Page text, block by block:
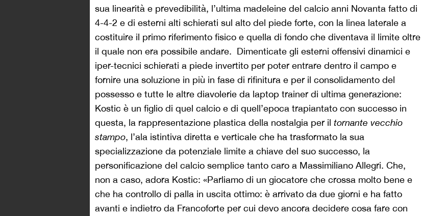
sua linearità e prevedibilità, l’ultima madeleine del calcio anni Novanta fatto di
4-4-2 e di esterni alti schierati sul alto del piede forte, con la linea laterale a
costituire il primo riferimento fisico e quella di fondo che diventava il limite oltre
il quale non era possibile andare. Dimenticate gli esterni offensivi dinamici e
iper-tecnici schierati a piede invertito per poter entrare dentro il campo e
fornire una soluzione in più in fase di rifinitura e per il consolidamento del
possesso e tutte le altre diavolerie da laptop trainer di ultima generazione:
Kostic è un figlio di quel calcio e di quell’epoca trapiantato con successo in
questa, la rappresentazione plastica della nostalgia per il tornante vecchio
stampo, l’ala istintiva diretta e verticale che ha trasformato la sua
specializzazione da potenziale limite a chiave del suo successo, la
personificazione del calcio semplice tanto caro a Massimiliano Allegri. Che,
non a caso, adora Kostic: «Parliamo di un giocatore che crossa molto bene e
che ha controllo di palla in uscita ottimo: è arrivato da due giorni e ha fatto
avanti e indietro da Francoforte per cui devo ancora decidere cosa fare con